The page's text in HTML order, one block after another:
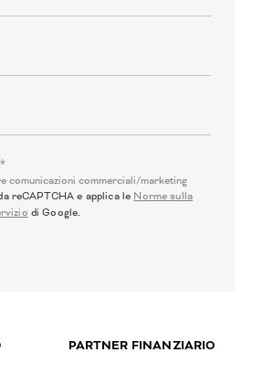
*
comunicazioni commerciali/marketing
reCAPTCHA e applica le Norme sulla
di Google.
PARTNER FINANZIARIO